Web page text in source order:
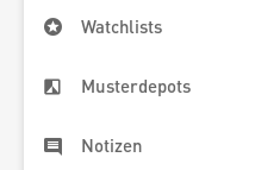
Watchlists
Musterdepots
Notizen